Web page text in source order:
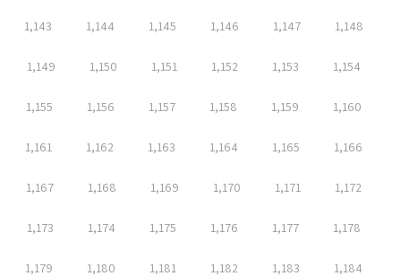
1,143 1,144 1,145 1,146 1,147 1,148
1,149 1,150 1,151 1,152 1,153 1,154
1,155 1,156 1,157 1,158 1,159 1,160
1,161 1,162 1,163 1,164 1,165 1,166
1,167 1,168 1,169 1,170 1,171 1,172
1,173 1,174 1,175 1,176 1,177 1,178
1,179 1,180 1,181 1,182 1,183 1,184